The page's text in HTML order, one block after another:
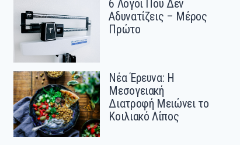
6 Λόγοι Που Δεν
Αδυνατίζεις – Μέρος
Πρώτο
Νέα Έρευνα: Η
Μεσογειακή
Διατροφή Μειώνει το
Κοιλιακό Λίπος